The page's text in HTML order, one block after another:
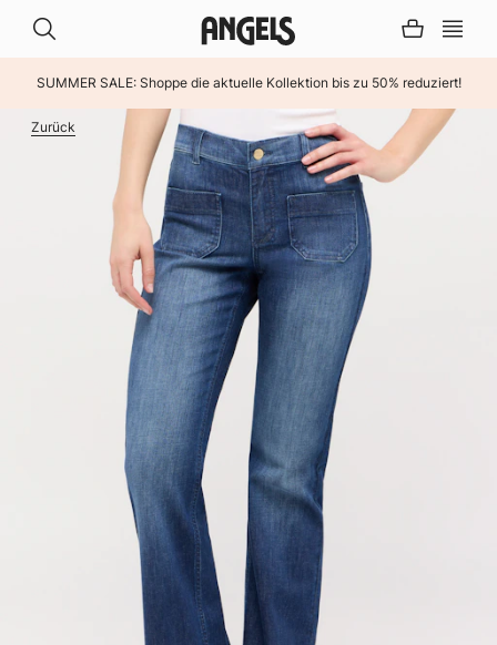
SUMMER SALE: Shoppe die aktuelle Kollektion bis zu 50% reduziert!
Zurück